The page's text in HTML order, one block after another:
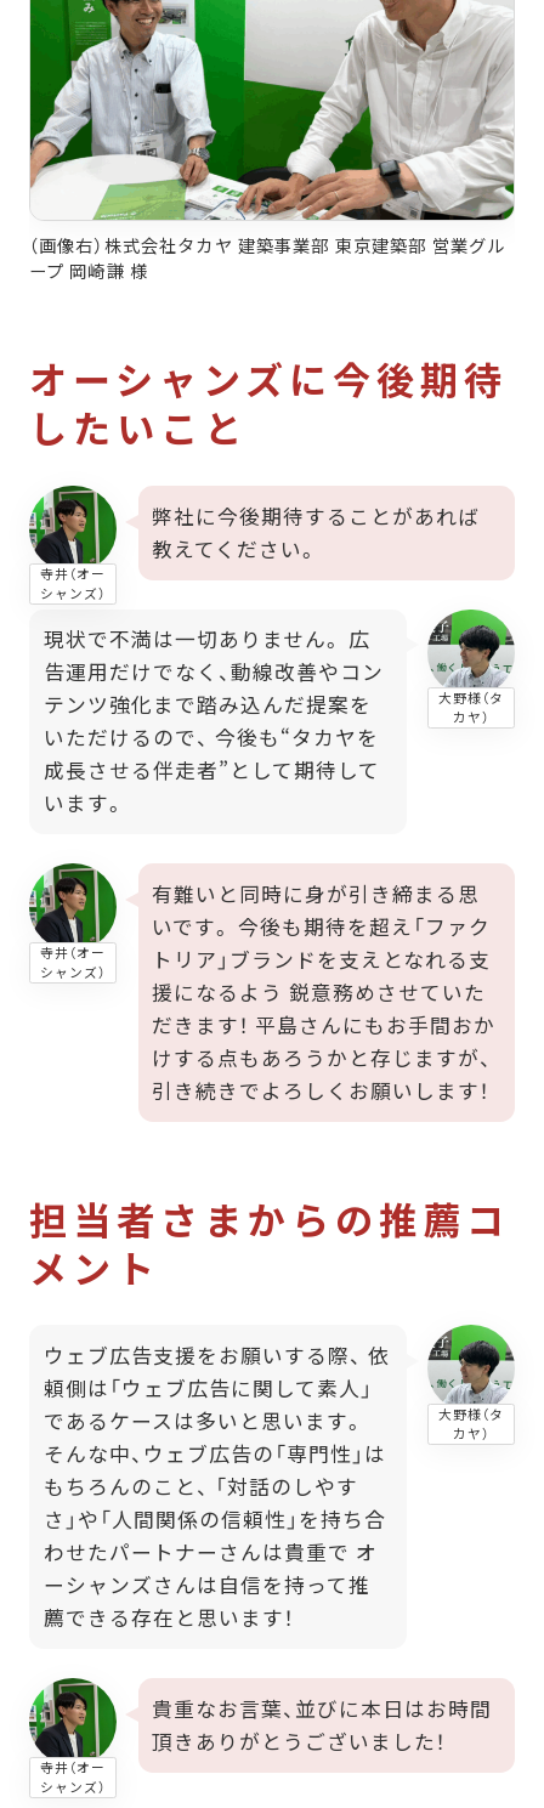
（画像右）株式会社タカヤ 建築事業部 東京建築部 営業グル
ープ 岡崎謙 様
オーシャンズに今後期待
したいこと
寺井（オー
シャンズ）
弊社に今後期待することがあれば
教えてください。
大野様（タ
カヤ）
現状で不満は一切ありません。 広
告運用だけでなく、動線改善やコン
テンツ強化まで踏み込んだ提案を
いただけるので、 今後も“タカヤを
成長させる伴走者”として期待して
います。
寺井（オー
シャンズ）
有難いと同時に身が引き締まる思
いです。 今後も期待を超え「ファク
トリア」ブランドを支えとなれる支
援になるよう 鋭意務めさせていた
だきます！ 平島さんにもお手間おか
けする点もあろうかと存じますが、
引き続きでよろしくお願いします！
担当者さまからの推薦コ
メント
大野様（タ
カヤ）
ウェブ広告支援をお願いする際、 依
頼側は「ウェブ広告に関して素人」
であるケースは多いと思います。
そんな中、ウェブ広告の「専門性」は
もちろんのこと、 「対話のしやす
さ」や「人間関係の信頼性」を持ち合
わせたパートナーさんは貴重で オ
ーシャンズさんは自信を持って推
薦できる存在と思います！
寺井（オー
シャンズ）
貴重なお言葉、並びに本日はお時間
頂きありがとうございました！